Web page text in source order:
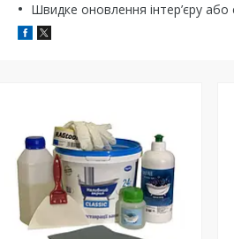
Швидке оновлення інтер’єру або